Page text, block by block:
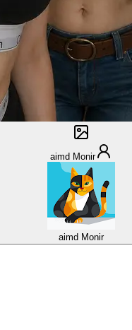
aimd Monir
aimd Monir